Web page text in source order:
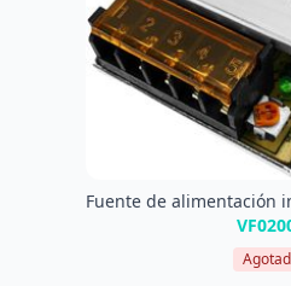
Fuente de alimentación